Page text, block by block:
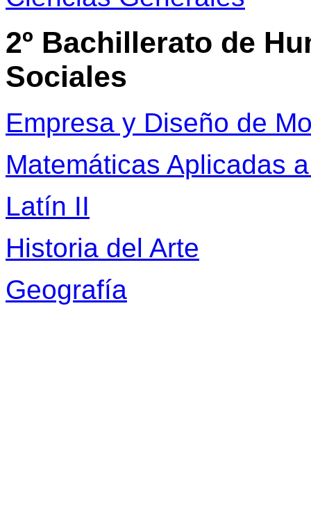
2º Bachillerato de
Sociales
Empresa y Diseño de
Matemáticas Aplicadas
Latín II
Historia del Arte
Geografía